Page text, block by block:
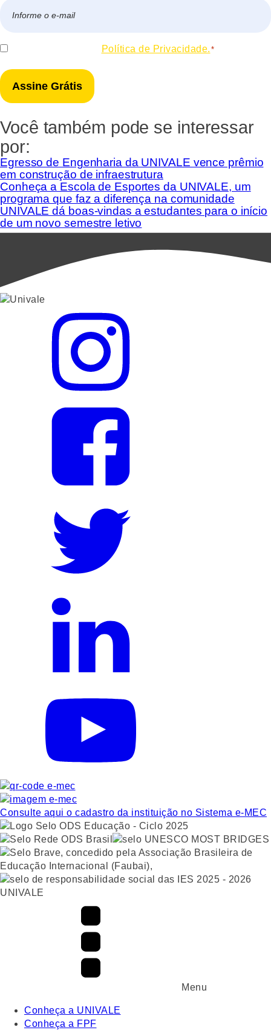
mail
Consentir Política de Privacidade. *
Você também pode se interessar
por:
Egresso de Engenharia da UNIVALE vence prêmio
em construção de infraestrutura
Conheça a Escola de Esportes da UNIVALE, um
programa que faz a diferença na comunidade
UNIVALE dá boas-vindas a estudantes para o início
de um novo semestre letivo
Consulte aqui o cadastro da instituição no Sistema e-MEC
UNIVALE
Menu
Conheça a UNIVALE
Conheça a FPF